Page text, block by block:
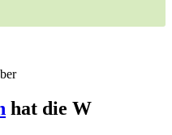
hat die W